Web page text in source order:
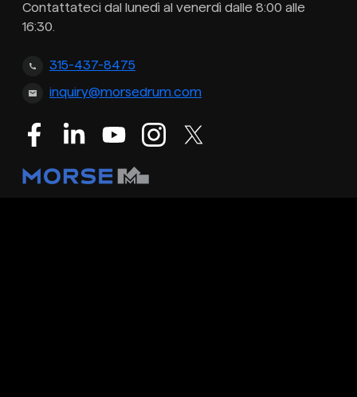
Contattateci dal lunedì al venerdì dalle 8:00 alle
16:30.
315-437-8475
inquiry@morsedrum.com